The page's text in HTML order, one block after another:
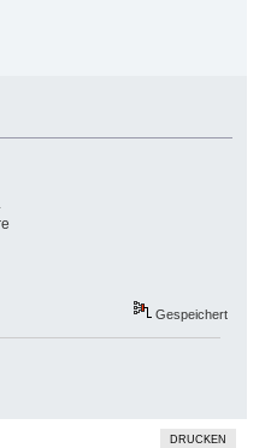
Gespeichert
DRUCKEN